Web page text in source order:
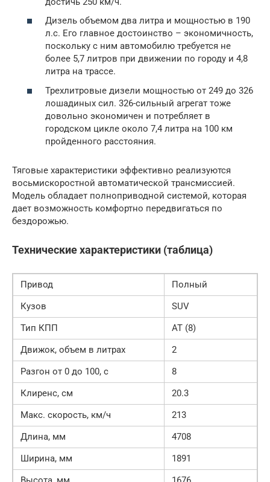
Дизель объемом два литра и мощностью в 190
л.с. Его главное достоинство – экономичность,
поскольку с ним автомобилю требуется не
более 5,7 литров при движении по городу и 4,8
литра на трассе.
Трехлитровые дизели мощностью от 249 до 326
лошадиных сил. 326-сильный агрегат тоже
довольно экономичен и потребляет в
городском цикле около 7,4 литра на 100 км
пройденного расстояния.
Тяговые характеристики эффективно реализуются
восьмискоростной автоматической трансмиссией.
Модель обладает полноприводной системой, которая
дает возможность комфортно передвигаться по
бездорожью.
Технические характеристики (таблица)
Привод
Полный
Кузов
SUV
Тип КПП
AT (8)
Движок, объем в литрах
2
Разгон от 0 до 100, с
8
Клиренс, см
20.3
Макс. скорость, км/ч
213
Длина, мм
4708
Ширина, мм
1891